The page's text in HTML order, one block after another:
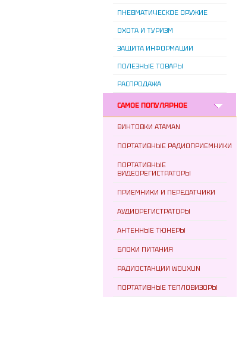
ПНЕВМАТИЧЕСКОЕ ОРУЖИЕ
ОХОТА И ТУРИЗМ
ЗАЩИТА ИНФОРМАЦИИ
ПОЛЕЗНЫЕ ТОВАРЫ
РАСПРОДАЖА
САМОЕ ПОПУЛЯРНОЕ
ВИНТОВКИ ATAMAN
ПОРТАТИВНЫЕ РАДИОПРИЕМНИКИ
ПОРТАТИВНЫЕ
ВИДЕОРЕГИСТРАТОРЫ
ПРИЕМНИКИ И ПЕРЕДАТЧИКИ
АУДИОРЕГИСТРАТОРЫ
АНТЕННЫЕ ТЮНЕРЫ
БЛОКИ ПИТАНИЯ
РАДИОСТАНЦИИ WOUXUN
ПОРТАТИВНЫЕ ТЕПЛОВИЗОРЫ